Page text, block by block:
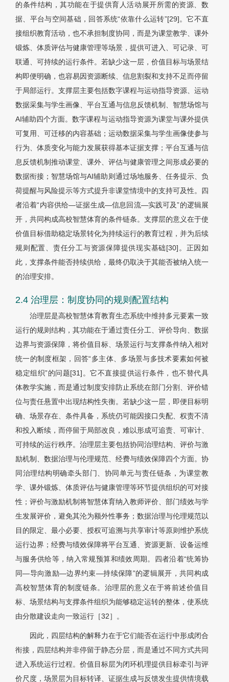
的条件结构，其功能在于提供育人活动展开所需的资源、数
据、平台与空间基础，回答系统“依靠什么运转”[29]。它不直
接组织教育活动，也不承担制度协同，而是为课堂教学、课外
锻炼、体质评估与健康管理等场景，提供可进入、可记录、可
联通、可持续的运行条件。若缺少这一层，价值目标与场景结
构即便明确，也容易因资源断续、信息割裂和支持不足而停留
于局部运行。支撑层主要包括数字课程与运动指导资源、运动
数据采集与学生画像、平台互通与信息反馈机制、智慧场馆与
AI辅助四个方面。数字课程与运动指导资源为课堂与课外提供
可复用、可迁移的内容基础；运动数据采集与学生画像使参与
行为、体质变化与能力发展获得基本证据支撑；平台互通与信
息反馈机制推动课堂、课外、评估与健康管理之间形成必要的
数据衔接；智慧场馆与AI辅助则通过场地服务、任务提示、负
荷提醒与风险提示等方式提升非课堂情境中的支持可及性。四
者沿着“内容供给—证据生成—信息回流—实践可及”的逻辑展
开，共同构成高校智慧体育的条件链条。支撑层的意义在于使
价值目标借助稳定场景转化为持续运行的教育过程，并为后续
规则配置、责任分工与资源保障提供现实基础[30]。正因如
此，支撑条件能否持续供给，最终仍取决于其能否被纳入统一
的治理安排。
2.4 治理层：制度协同的规则配置结构
治理层是高校智慧体育教育生态系统中维持多元要素一致
运行的规则结构，其功能在于通过责任分工、评价导向、数据
边界与资源保障，将价值目标、场景运行与支撑条件纳入相对
统一的制度框架，回答“多主体、多场景与多技术要素如何被
稳定组织”的问题[31]。它不直接提供运行条件，也不替代具
体教学实施，而是通过制度安排防止系统在部门分割、评价错
位与责任悬置中出现结构性失衡。若缺少这一层，即便目标明
确、场景存在、条件具备，系统仍可能因接口失配、权责不清
和投入断续，而停留于局部改良，难以形成可追责、可审计、
可持续的运行秩序。治理层主要包括协同治理结构、评价与激
励机制、数据治理与伦理规范、经费与绩效保障四个方面。协
同治理结构明确牵头部门、协同单元与责任链条，为课堂教
学、课外锻炼、体质评估与健康管理等环节提供组织的可对接
性；评价与激励机制将智慧体育纳入教师评价、部门绩效与学
生发展评价，避免其沦为额外性事务；数据治理与伦理规范以
目的限定、最小必要、授权可追溯与共享审计等原则维护系统
运行边界；经费与绩效保障将平台互通、资源更新、设备运维
与服务供给等，纳入常规预算和绩效周期。四者沿着“统筹协
同—导向激励—边界约束—持续保障”的逻辑展开，共同构成
高校智慧体育的制度链条。治理层的意义在于将前述价值目
标、场景结构与支撑条件组织为能够稳定运转的整体，使系统
由分散建设走向一致运行［32］ 。
因此，四层结构的解释力在于它们能否在运行中形成闭合
衔接，四层结构并非停留于静态分层，而是通过不同方式共同
进入系统运行过程。价值目标层为闭环机理提供目标牵引与评
价尺度，场景层为目标转译、证据生成与反馈发生提供情境载